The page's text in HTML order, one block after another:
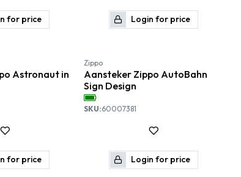
for price Login for price
Astronaut in
for price
Zippo
Aansteker Zippo AutoBahn
Sign Design
SKU:60007381
Login for price